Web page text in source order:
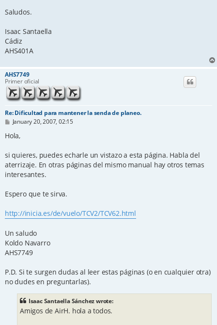
Saludos.
Isaac Santaella
Cádiz
AHS401A
AHS7749
Primer oficial
Re: Dificultad para mantener la senda de planeo.
P
s
January 20, 2007, 02:15
Hola,
si quieres, puedes echarle un vistazo a esta página. Habla del
aterrizaje. En otras páginas del mismo manual hay otros temas
interesantes.
Espero que te sirva.
http://inicia.es/de/vuelo/TCV2/TCV62.html
Un saludo
Koldo Navarro
AHS7749
P.D. Si te surgen dudas al leer estas páginas (o en cualquier otra)
no dudes en preguntarlas).
Isaac Santaella Sánchez wrote:
Amigos de AirH. hola a todos.